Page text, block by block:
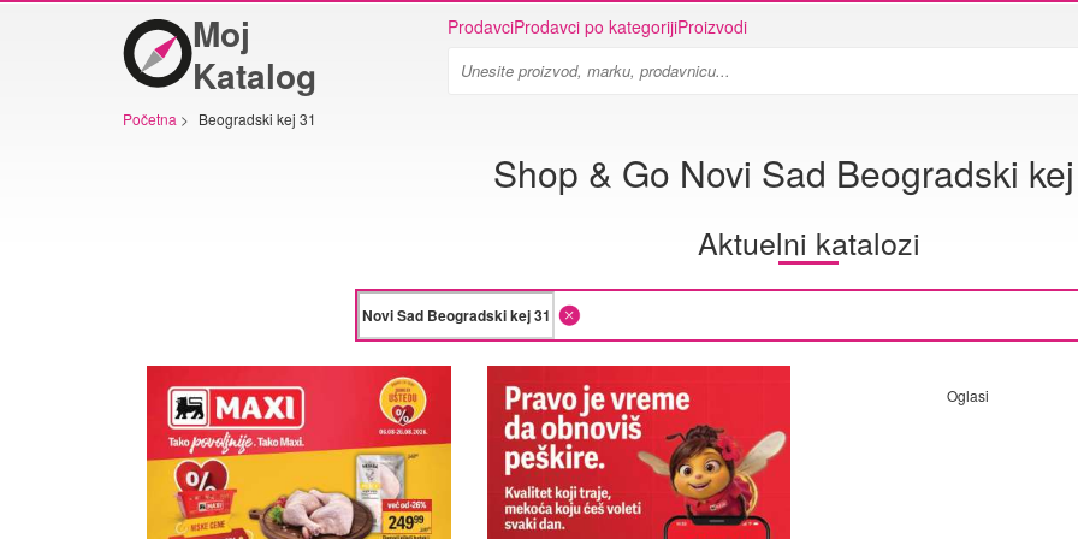
Moj
Katalog
ProdavciProdavci po kategorijiProizvodi
Početna > Beogradski kej 31
Shop & Go Novi Sad Beogradski
Aktuelni katalozi
Oglasi